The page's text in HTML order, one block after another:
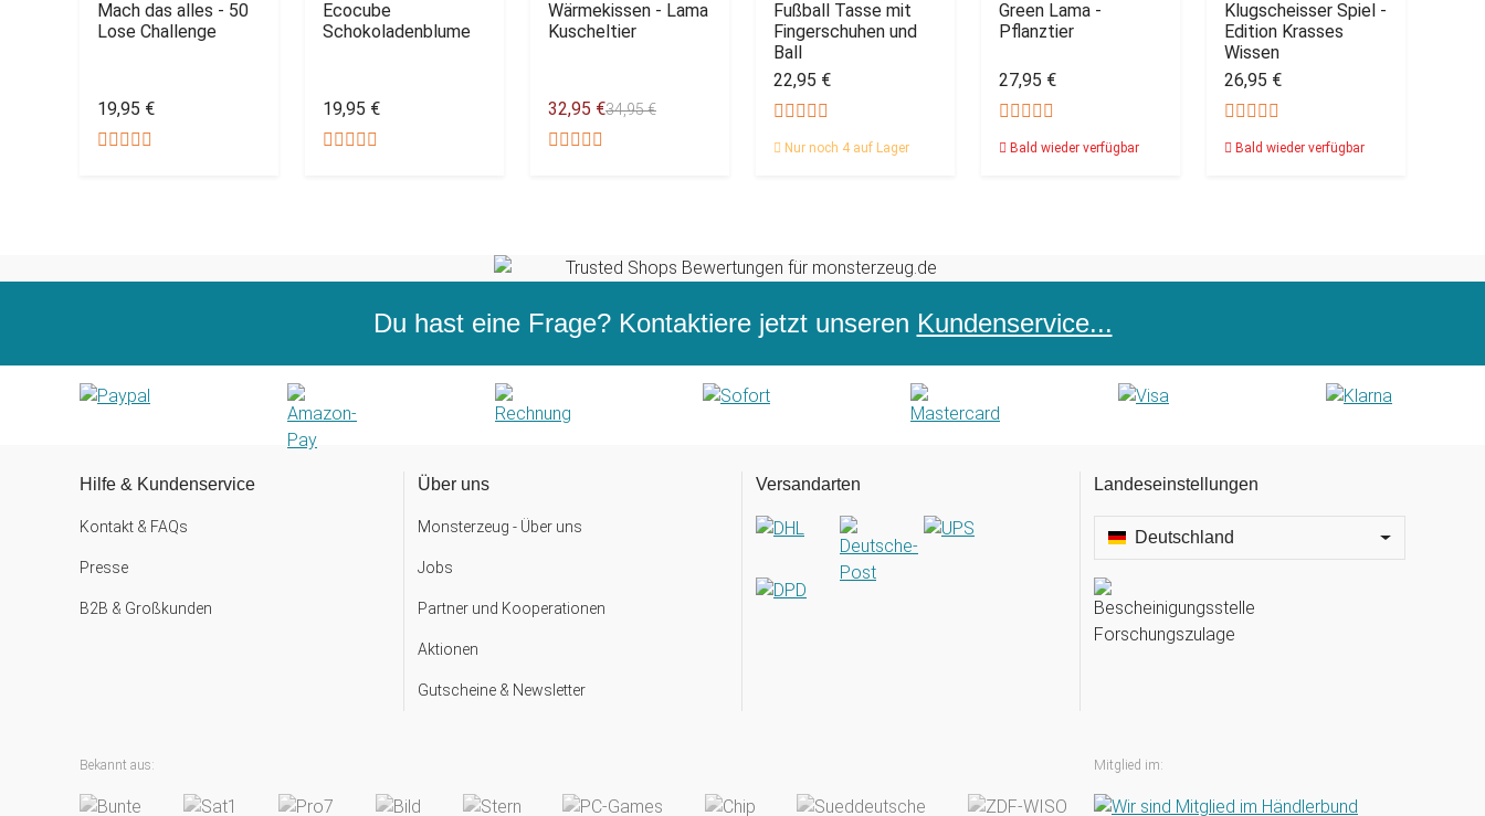
Mach das alles - 50
Lose Challenge
19,95 €
Ecocube
Schokoladenblume
19,95 €
Wärmekissen - Lama
Kuscheltier
32,95 €34,95 €
Fußball Tasse mit
Fingerschuhen und
Ball
22,95 €
Nur noch 4 auf Lager
Green Lama -
Pflanztier
27,95 €
Bald wieder verfügbar
Klugscheisser Spiel -
Edition Krasses
Wissen
26,95 €
Bald wieder verfügbar
Du hast eine Frage? Kontaktiere jetzt unseren Kundenservice...
Hilfe & Kundenservice
Kontakt & FAQs
Presse
B2B & Großkunden
Über uns
Monsterzeug - Über uns
Jobs
Partner und Kooperationen
Aktionen
Gutscheine & Newsletter
Versandarten Landeseinstellungen
Deutschland
Bekannt aus: Mitglied im: